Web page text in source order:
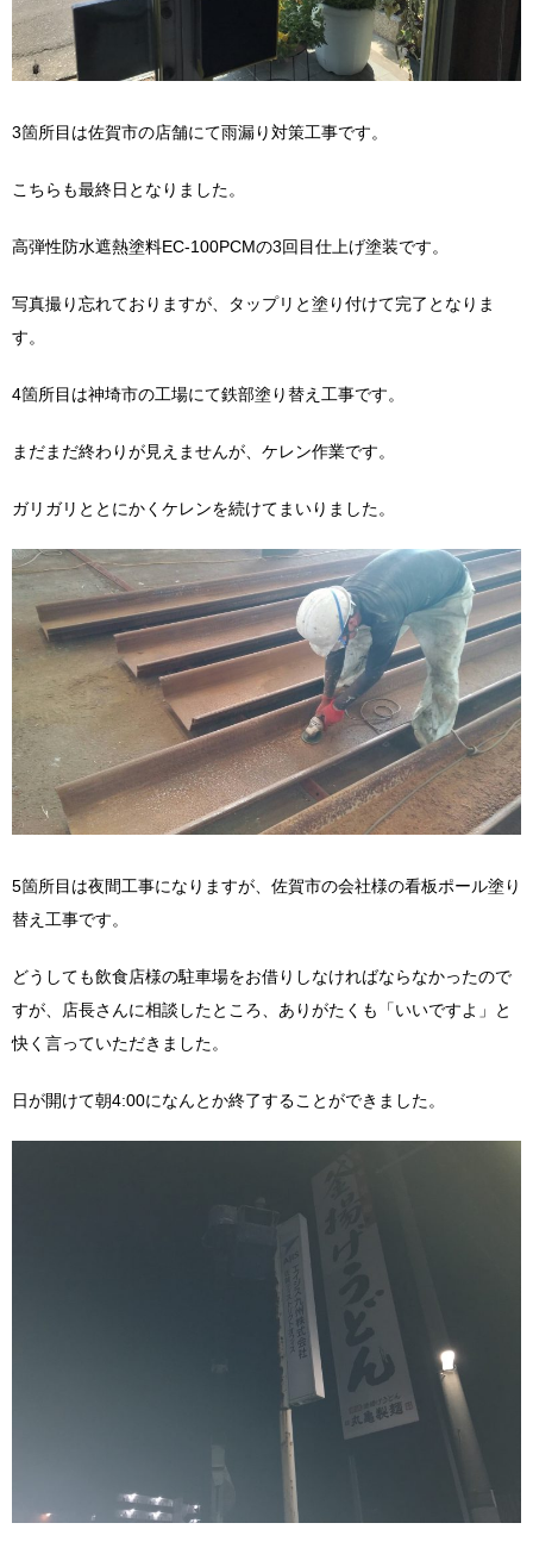
3箇所目は佐賀市の店舗にて雨漏り対策工事です。
こちらも最終日となりました。
高弾性防水遮熱塗料EC-100PCMの3回目仕上げ塗装です。
写真撮り忘れておりますが、タップリと塗り付けて完了となりま
す。
4箇所目は神埼市の工場にて鉄部塗り替え工事です。
まだまだ終わりが見えませんが、ケレン作業です。
ガリガリととにかくケレンを続けてまいりました。
5箇所目は夜間工事になりますが、佐賀市の会社様の看板ポール塗り
替え工事です。
どうしても飲食店様の駐車場をお借りしなければならなかったので
すが、店長さんに相談したところ、ありがたくも「いいですよ」と
快く言っていただきました。
日が開けて朝4:00になんとか終了することができました。